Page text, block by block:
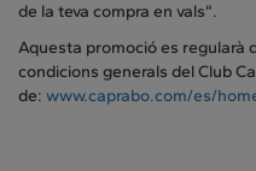
de la teva compra en vals”.
Aquesta promoció es regularà
condicions generals del Club
de: www.caprabo.com/es/